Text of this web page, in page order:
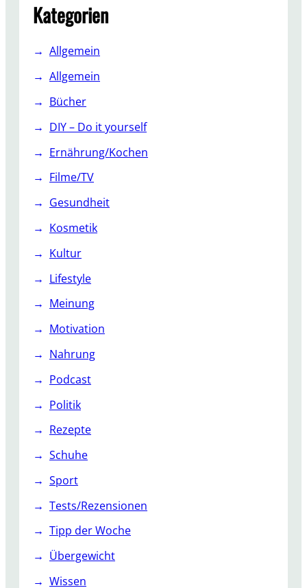
Kategorien
Allgemein
Allgemein
Bücher
DIY – Do it yourself
Ernährung/Kochen
Filme/TV
Gesundheit
Kosmetik
Kultur
Lifestyle
Meinung
Motivation
Nahrung
Podcast
Politik
Rezepte
Schuhe
Sport
Tests/Rezensionen
Tipp der Woche
Übergewicht
Wissen